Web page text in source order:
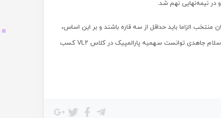
منتخب الزاما باید حداقل از سه قاره باشند و بر این اساس،
رقبای جاهدی که بالاتر از او قرار گرفتند، از قاره‌های آمریکا و اروپا هستند و طبق این قاعده اسلام جاهدی توانست سهمیه پارالمپیک در کلاس VL۲ کسب